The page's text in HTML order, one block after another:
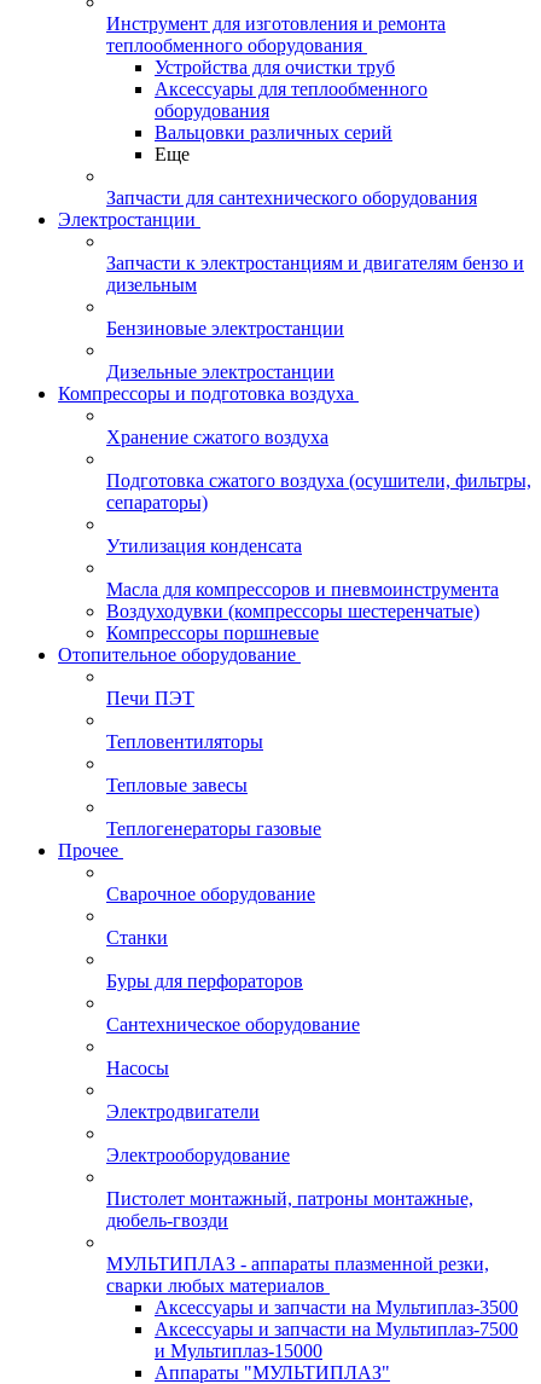
Инструмент для изготовления и ремонта
теплообменного оборудования
Устройства для очистки труб
Аксессуары для теплообменного
оборудования
Вальцовки различных серий
Еще
Запчасти для сантехнического оборудования
Электростанции
Запчасти к электростанциям и двигателям бензо и
дизельным
Бензиновые электростанции
Дизельные электростанции
Компрессоры и подготовка воздуха
Хранение сжатого воздуха
Подготовка сжатого воздуха (осушители, фильтры,
сепараторы)
Утилизация конденсата
Масла для компрессоров и пневмоинструмента
Воздуходувки (компрессоры шестеренчатые)
Компрессоры поршневые
Отопительное оборудование
Печи ПЭТ
Тепловентиляторы
Тепловые завесы
Теплогенераторы газовые
Прочее
Сварочное оборудование
Станки
Буры для перфораторов
Сантехническое оборудование
Насосы
Электродвигатели
Электрооборудование
Пистолет монтажный, патроны монтажные,
дюбель-гвозди
МУЛЬТИПЛАЗ - аппараты плазменной резки,
сварки любых материалов
Аксессуары и запчасти на Мультиплаз-3500
Аксессуары и запчасти на Мультиплаз-7500
и Мультиплаз-15000
Аппараты "МУЛЬТИПЛАЗ"